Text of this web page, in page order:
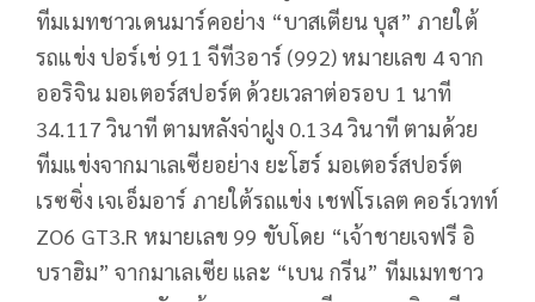
ทีมเมทชาวเดนมาร์คอย่าง “บาสเตียน บุส” ภายใต้
รถแข่ง ปอร์เช่ 911 จีที3อาร์ (992) หมายเลข 4 จาก
ออริจิน มอเตอร์สปอร์ต ด้วยเวลาต่อรอบ 1 นาที
34.117 วินาที ตามหลังจ่าฝูง 0.134 วินาที ตามด้วย
ทีมแข่งจากมาเลเซียอย่าง ยะโฮร์ มอเตอร์สปอร์ต
เรซซิ่ง เจเอ็มอาร์ ภายใต้รถแข่ง เชฟโรเลต คอร์เวทท์
ZO6 GT3.R หมายเลข 99 ขับโดย “เจ้าชายเจฟรี อิ
บราฮิม” จากมาเลเซีย และ “เบน กรีน” ทีมเมทชาว